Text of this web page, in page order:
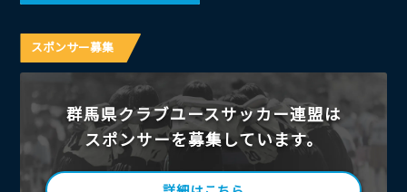
スポンサー募集
群馬県クラブユースサッカー連盟は
スポンサーを募集しています。